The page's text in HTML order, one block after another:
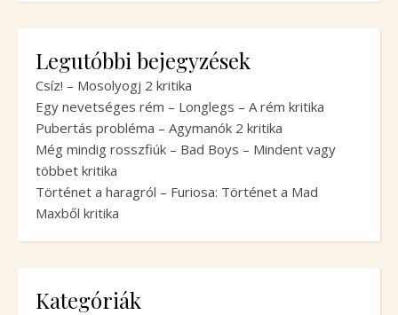
Legutóbbi bejegyzések
Csíz! – Mosolyogj 2 kritika
Egy nevetséges rém – Longlegs – A rém kritika
Pubertás probléma – Agymanók 2 kritika
Még mindig rosszfiúk – Bad Boys – Mindent vagy
többet kritika
Történet a haragról – Furiosa: Történet a Mad
Maxből kritika
Kategóriák